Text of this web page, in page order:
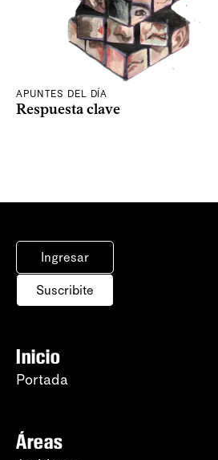
APUNTES DEL DÍA
Respuesta clave
Ingresar
Suscribite
Inicio
Portada
Áreas